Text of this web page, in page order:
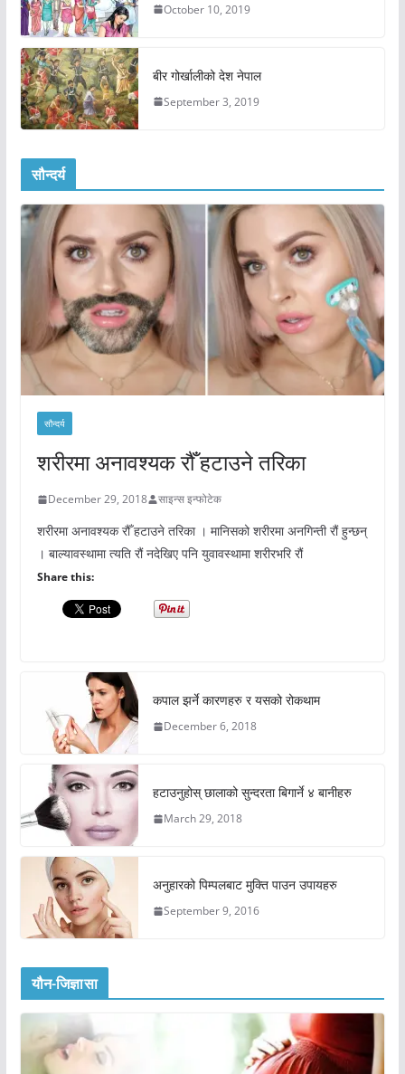
October 10, 2019
बीर गोर्खालीको देश नेपाल
September 3, 2019
सौन्दर्य
सौन्दर्य
शरीरमा अनावश्यक रौँ हटाउने तरिका
December 29, 2018 साइन्स इन्फोटेक
शरीरमा अनावश्यक रौँ हटाउने तरिका । मानिसको शरीरमा अनगिन्ती रौं हुन्छन्
। बाल्यावस्थामा त्यति रौं नदेखिए पनि युवावस्थामा शरीरभरि रौं
Share this:
कपाल झर्ने कारणहरु र यसको रोकथाम
December 6, 2018
हटाउनुहोस् छालाको सुन्दरता बिगार्ने ४ बानीहरु
March 29, 2018
अनुहारको पिम्पलबाट मुक्ति पाउन उपायहरु
September 9, 2016
यौन-जिज्ञासा